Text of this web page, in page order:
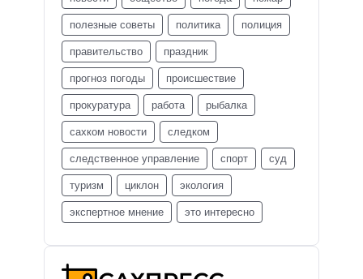
полезные советы политика полиция
правительство праздник
прогноз погоды происшествие
прокуратура работа рыбалка
сахком новости следком
следственное управление спорт суд
туризм циклон экология
экспертное мнение это интересно